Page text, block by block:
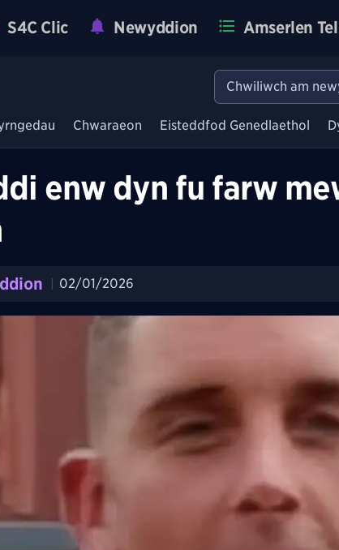
S4C Clic Newyddion Amserlen
Chwaraeon Eisteddfod Genedlaethol
enw dyn fu farw
02/01/2026